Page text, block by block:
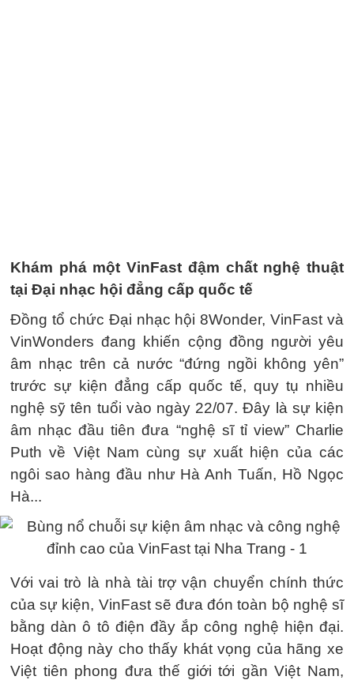
Khám phá một VinFast đậm chất nghệ thuật
tại Đại nhạc hội đẳng cấp quốc tế
Đồng tổ chức Đại nhạc hội 8Wonder, VinFast và
VinWonders đang khiến cộng đồng người yêu
âm nhạc trên cả nước “đứng ngồi không yên”
trước sự kiện đẳng cấp quốc tế, quy tụ nhiều
nghệ sỹ tên tuổi vào ngày 22/07. Đây là sự kiện
âm nhạc đầu tiên đưa “nghệ sĩ tỉ view” Charlie
Puth về Việt Nam cùng sự xuất hiện của các
ngôi sao hàng đầu như Hà Anh Tuấn, Hồ Ngọc
Hà...
Với vai trò là nhà tài trợ vận chuyển chính thức
của sự kiện, VinFast sẽ đưa đón toàn bộ nghệ sĩ
bằng dàn ô tô điện đầy ắp công nghệ hiện đại.
Hoạt động này cho thấy khát vọng của hãng xe
Việt tiên phong đưa thế giới tới gần Việt Nam,